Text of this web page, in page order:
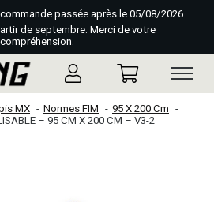
passée après le 05/08/2026
de septembre. Merci de votre
compréhension.
MX Normes FIM
95 X 200 Cm
– 95 CM X 200 CM – V3-2